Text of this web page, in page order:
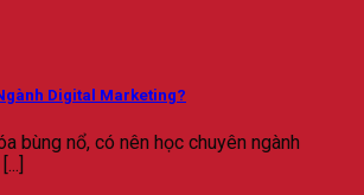
Digital Marketing?
bùng nổ, có nên học chuyên ngành